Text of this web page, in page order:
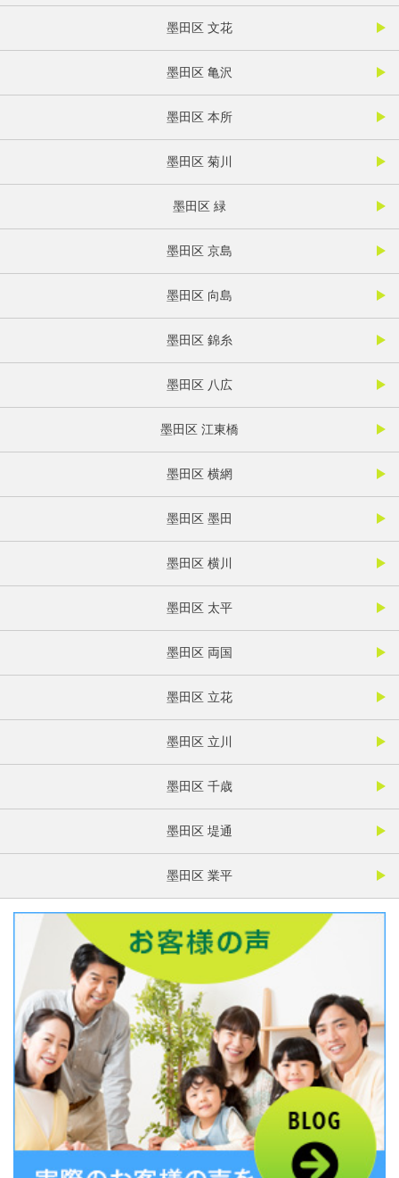
墨田区 文花
墨田区 亀沢
墨田区 本所
墨田区 菊川
墨田区 緑
墨田区 京島
墨田区 向島
墨田区 錦糸
墨田区 八広
墨田区 江東橋
墨田区 横網
墨田区 墨田
墨田区 横川
墨田区 太平
墨田区 両国
墨田区 立花
墨田区 立川
墨田区 千歳
墨田区 堤通
墨田区 業平